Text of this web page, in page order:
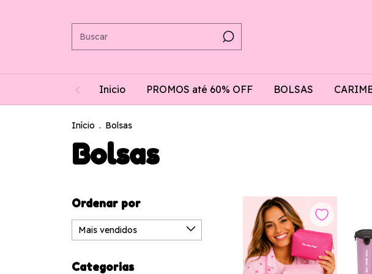
Inicio PROMOS até 60% OFF BOLSAS
Início . Bolsas
Bolsas
Ordenar por
Categorias